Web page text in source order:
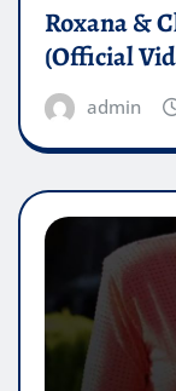
Roxana &
(Official
admin